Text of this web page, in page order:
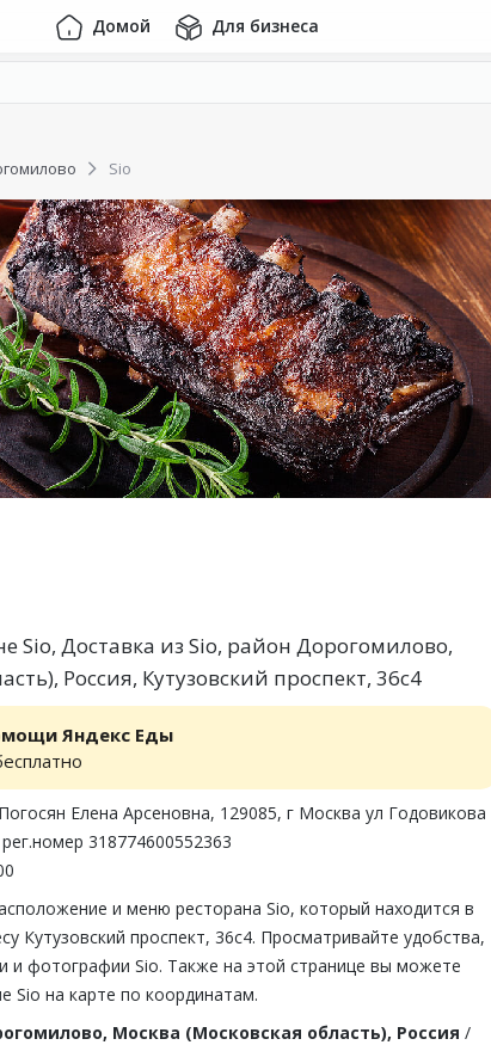
Домой Для бизнеса
Sio
Sio, Доставка из Sio, район Дорогомилово,
Россия, Кутузовский проспект, 36с4
Яндекс Еды
Елена Арсеновна, 129085, г Москва ул Годовикова
318774600552363
и меню ресторана Sio, который находится в
Кутузовский проспект, 36с4. Просматривайте удобства,
и фотографии Sio. Также на этой странице вы можете
Sio на карте по координатам.
Москва (Московская область), Россия /